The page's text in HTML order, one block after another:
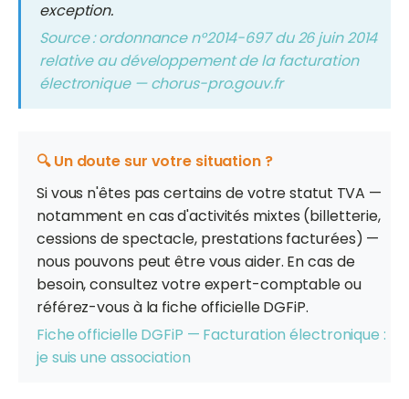
exception.
Source : ordonnance n°2014-697 du 26 juin 2014
relative au développement de la facturation
électronique — chorus-pro.gouv.fr
🔍 Un doute sur votre situation ?
Si vous n'êtes pas certains de votre statut TVA —
notamment en cas d'activités mixtes (billetterie,
cessions de spectacle, prestations facturées) —
nous pouvons peut être vous aider. En cas de
besoin, consultez votre expert-comptable ou
référez-vous à la fiche officielle DGFiP.
Fiche officielle DGFiP — Facturation électronique :
je suis une association